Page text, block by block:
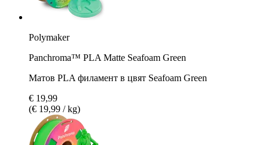
Polymaker
Panchroma™ PLA Matte Seafoam Green
Матов PLA филамент в цвят Seafoam Green
€ 19,99
(€ 19,99 / kg)